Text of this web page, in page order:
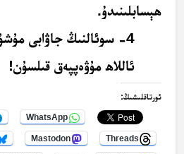
ھېسابلىنىدۇ.
4- سوئالنىڭ جاۋابى مۇشۇ توردا بار.
ئاللاھ مۇۋەپپەق قىلسۇن!
ئورتاقلىشىڭ:
WhatsApp
Threads
Mastodon